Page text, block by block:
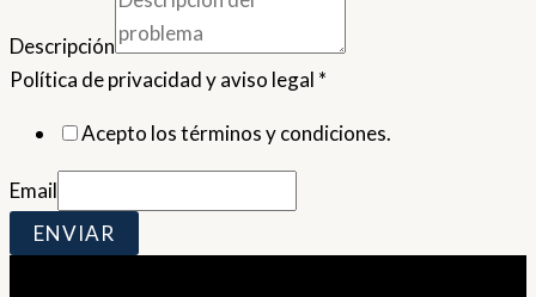
Descripción
Política de privacidad y aviso legal *
Acepto los términos y condiciones.
Email
ENVIAR